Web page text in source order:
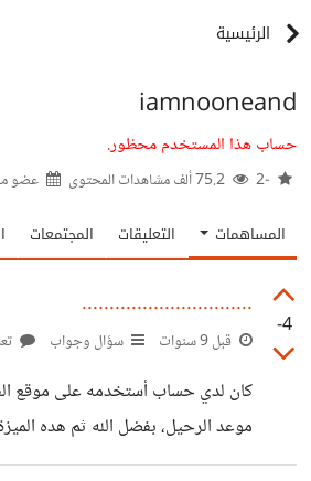
الرئيسية
iamnooneand
حساب هذا المستخدم محظور.
-2 عضو
المساهمات التعليقات المجتمعات
-4
...............................
قبل 9 سنوات سؤال وجواب
كان لدي حساب أستخدمه على موقع
موعد الرحيل، بفضل الله ثم هده
بوك) رحلت. السؤال هل يوجد شئ